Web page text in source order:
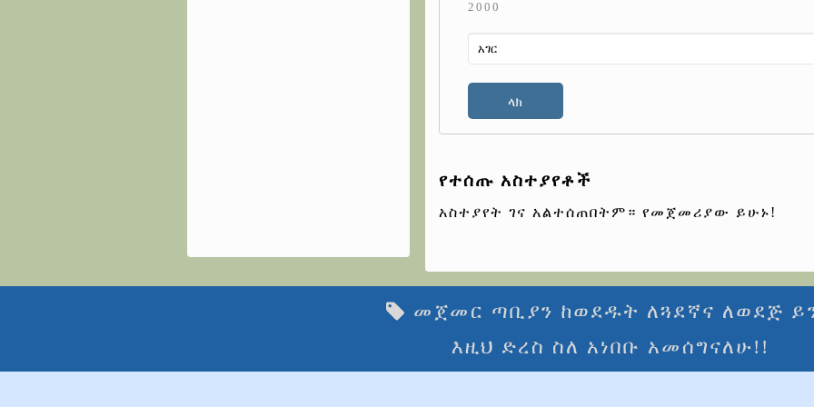
2000
የተሰጡ አስተያየቶች
አስተያየት ገና አልተሰጠበትም። የመጀመሪያው ይሁኑ!
መጀመር ጣቢያን ከወደዱት ለጓደኛና ለወደጅ
እዚህ ድረስ ስለ አነበቡ አመሰግናለሁ!!